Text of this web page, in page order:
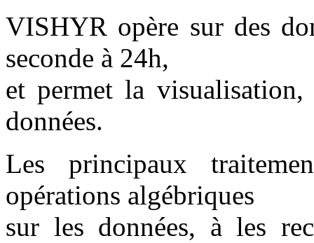
VISHYR opère sur des
seconde à 24h,
et permet la
données.
Les principaux
opérations algébriques
sur les données, à les